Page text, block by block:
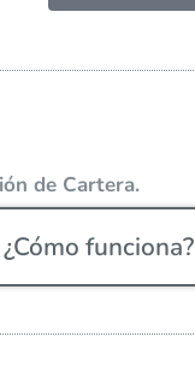
n
a
t
v
e
de Cartera.
¿Cómo funciona?